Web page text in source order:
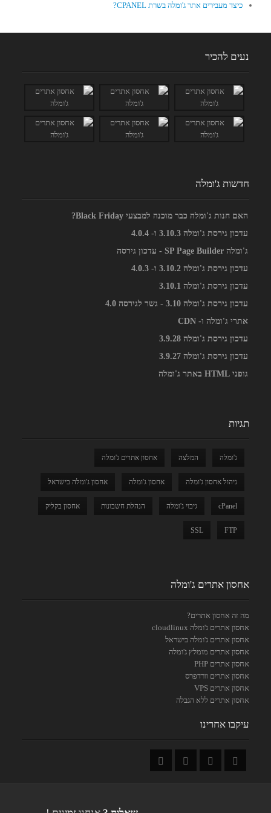
כיצד מעבירים אתר ג'ומלה בשרת CPANEL?
נעים להכיר
חדשות ג'ומלה
האם חנות ג'ומלה כבר מוכנה למבצעי Black Friday?
עדכון גירסת ג'ומלה 3.10.3 ו- 4.0.4
ג'ומלה SP Page Builder - עדכון גירסה
עדכון גירסת ג'ומלה 3.10.2 ו- 4.0.3
עדכון גירסת ג'ומלה 3.10.1
עדכון גירסת ג'ומלה 3.10 - גשר לגירסה 4.0
אתרי ג'ומלה ו- CDN
עדכון גירסת ג'ומלה 3.9.28
עדכון גירסת ג'ומלה 3.9.27
גופני HTML באתר ג'ומלה
תגיות
ג'ומלה המלצה אחסון אתרים ג'ומלה
ניהול אחסון ג'ומלה אחסון ג'ומלה אחסון ג'ומלה בישראל
cPanel גיבוי ג'ומלה הנהלת חשבונות אחסון בקליק
FTP
SSL
אחסון אתרים ג'ומלה
מה זה אחסון אתרים?
אחסון אתרים ג'ומלה cloudlinux
אחסון אתרים ג'ומלה בישראל
אחסון אתרים מומלץ ג'ומלה
אחסון אתרים PHP
אחסון אתרים וורדפרס
אחסון אתרים VPS
אחסון אתרים ללא הגבלה
עיקבו אחרינו